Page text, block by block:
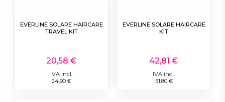
EVERLINE SOLARE HAIRCARE
TRAVEL KIT
20,58 €
IVA incl.
24,90 €
EVERLINE SOLARE HAIRCARE
KIT
42,81 €
IVA incl.
51,80 €